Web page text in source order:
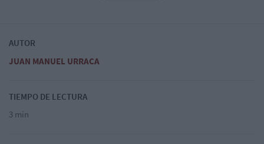
AUTOR
JUAN MANUEL URRACA
TIEMPO DE LECTURA
3 min